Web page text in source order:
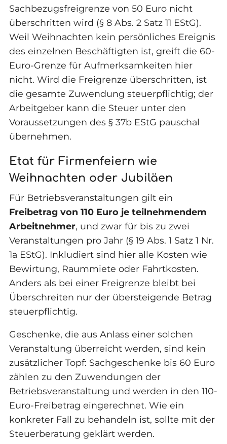
Sachbezugsfreigrenze von 50 Euro nicht
überschritten wird (§ 8 Abs. 2 Satz 11 EStG).
Weil Weihnachten kein persönliches Ereignis
des einzelnen Beschäftigten ist, greift die 60-
Euro-Grenze für Aufmerksamkeiten hier
nicht. Wird die Freigrenze überschritten, ist
die gesamte Zuwendung steuerpflichtig; der
Arbeitgeber kann die Steuer unter den
Voraussetzungen des § 37b EStG pauschal
übernehmen.
Etat für Firmenfeiern wie
Weihnachten oder Jubiläen
Für Betriebsveranstaltungen gilt ein
Freibetrag von 110 Euro je teilnehmendem
Arbeitnehmer, und zwar für bis zu zwei
Veranstaltungen pro Jahr (§ 19 Abs. 1 Satz 1 Nr.
1a EStG). Inkludiert sind hier alle Kosten wie
Bewirtung, Raummiete oder Fahrtkosten.
Anders als bei einer Freigrenze bleibt bei
Überschreiten nur der übersteigende Betrag
steuerpflichtig.
Geschenke, die aus Anlass einer solchen
Veranstaltung überreicht werden, sind kein
zusätzlicher Topf: Sachgeschenke bis 60 Euro
zählen zu den Zuwendungen der
Betriebsveranstaltung und werden in den 110-
Euro-Freibetrag eingerechnet. Wie ein
konkreter Fall zu behandeln ist, sollte mit der
Steuerberatung geklärt werden.